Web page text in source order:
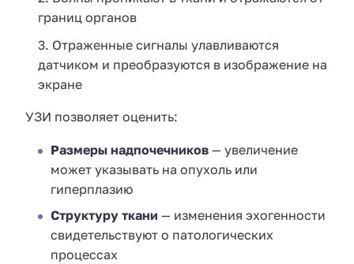
границ органов
Отраженные сигналы улавливаются
датчиком и преобразуются в изображение на
экране
УЗИ позволяет оценить:
Размеры надпочечников — увеличение
может указывать на опухоль или
гиперплазию
Структуру ткани — изменения эхогенности
свидетельствуют о патологических
процессах